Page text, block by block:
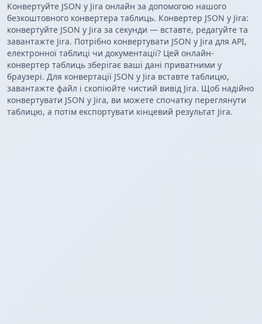
Конвертуйте JSON у Jira онлайн за допомогою нашого
безкоштовного конвертера таблиць. Конвертер JSON у Jira:
конвертуйте JSON у Jira за секунди — вставте, редагуйте та
завантажте Jira. Потрібно конвертувати JSON у Jira для API,
електронної таблиці чи документації? Цей онлайн-
конвертер таблиць зберігає ваші дані приватними у
браузері. Для конвертації JSON у Jira вставте таблицю,
завантажте файл і скопіюйте чистий вивід Jira. Щоб надійно
конвертувати JSON у Jira, ви можете спочатку переглянути
таблицю, а потім експортувати кінцевий результат Jira.